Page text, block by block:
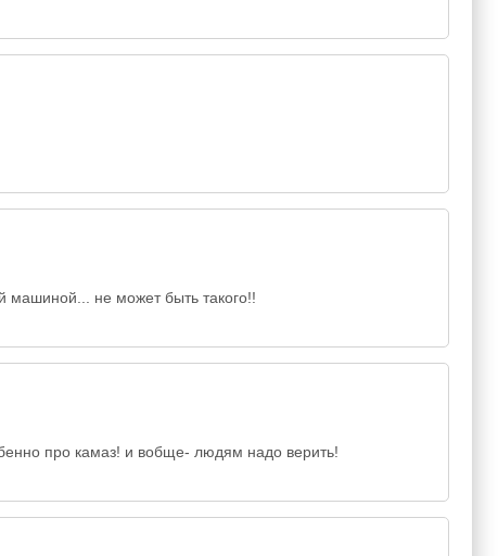
машиной... не может быть такого!!
про камаз! и вобще- людям надо верить!